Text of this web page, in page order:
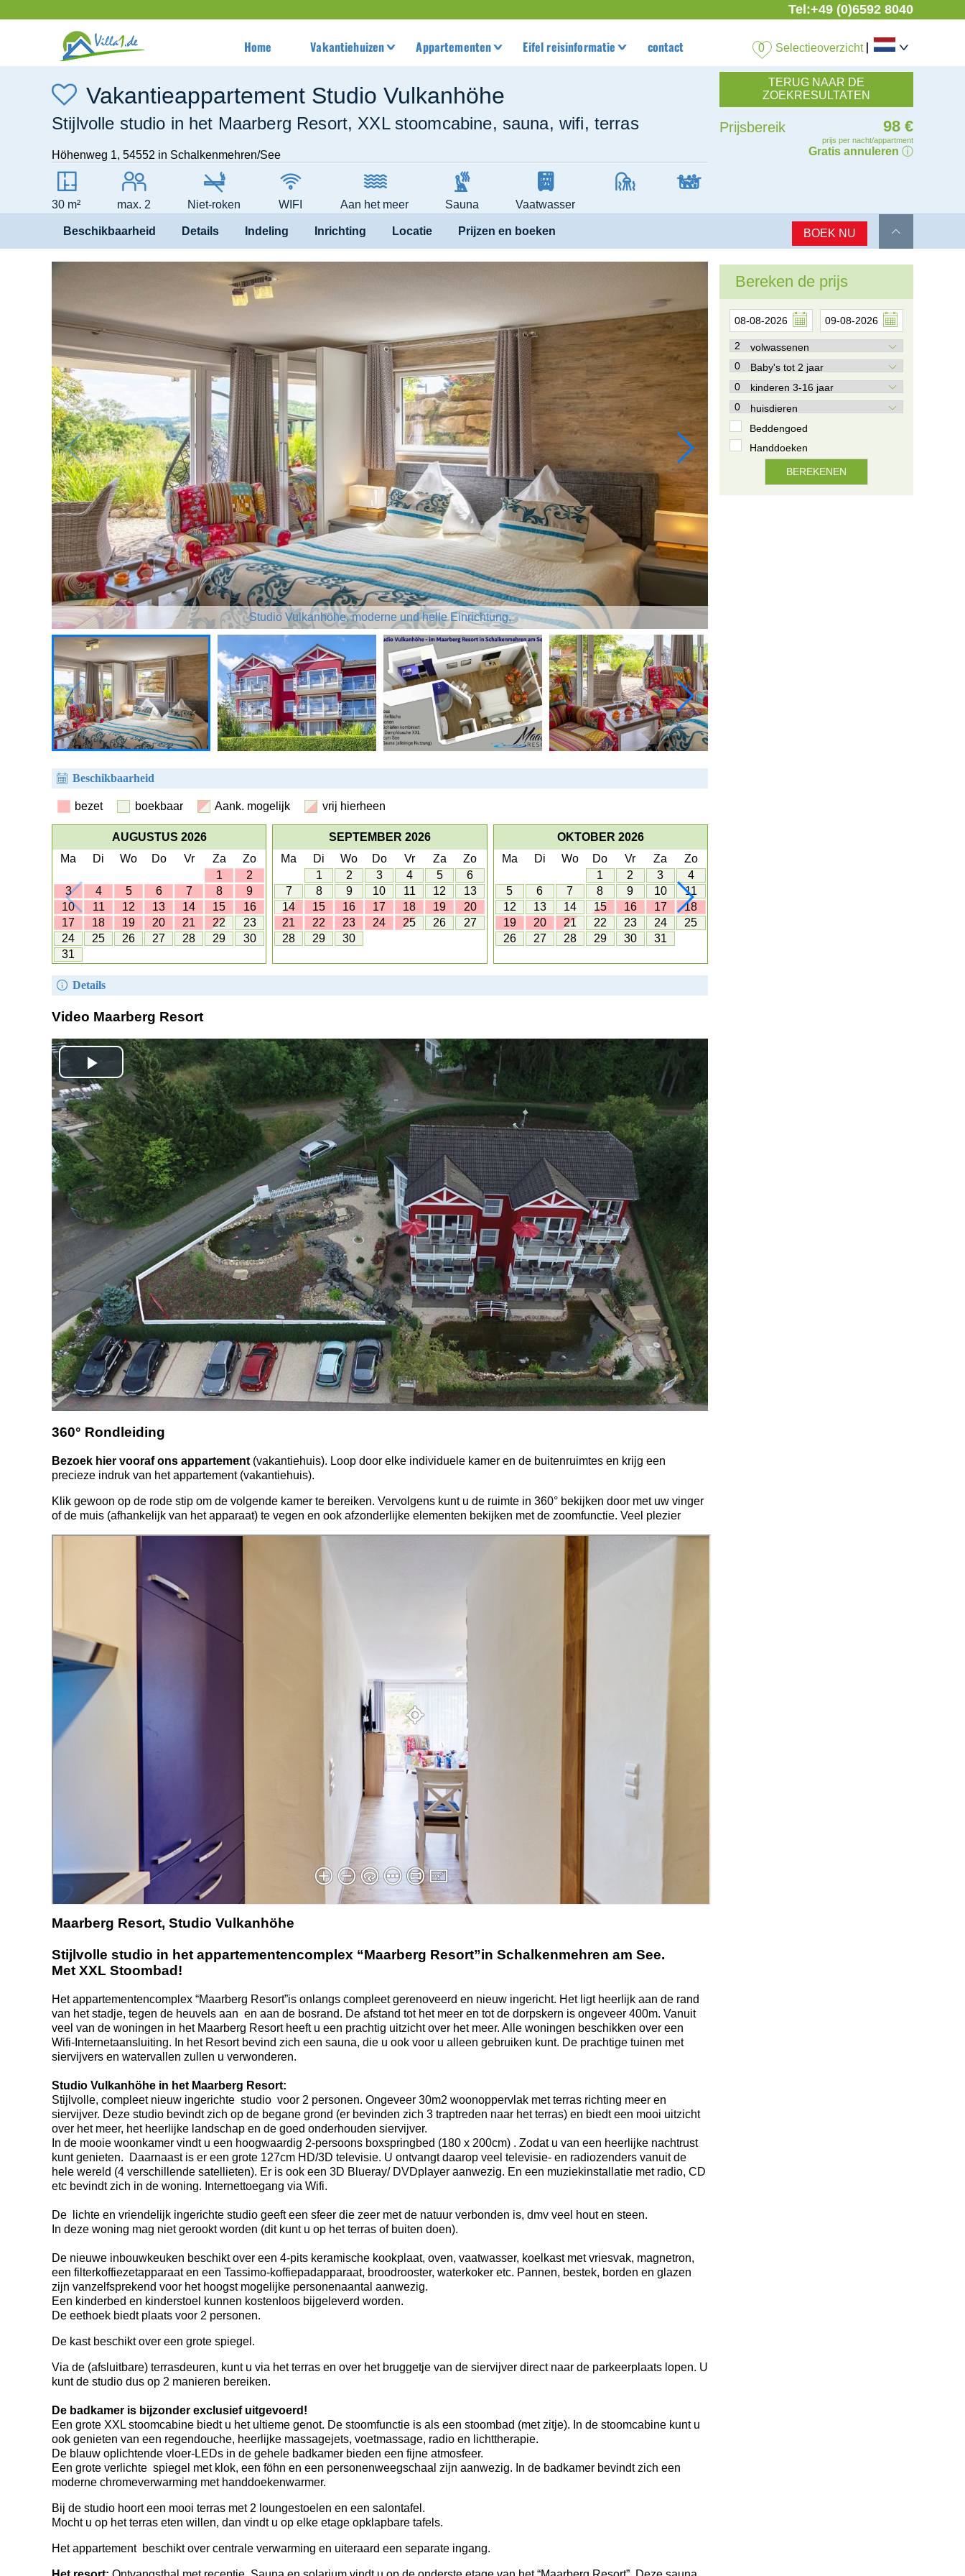
Tel:+49 (0)6592 8040
Home Vakantiehuizen Appartementen Eifel reisinformatie contact Selectieoverzicht |
Vakantieappartement Studio Vulkanhöhe
Stijlvolle studio in het Maarberg Resort, XXL stoomcabine, sauna, wifi, terras
Höhenweg 1, 54552 in Schalkenmehren/See
TERUG NAAR DE
ZOEKRESULTATEN
Prijsbereik 98 €
prijs per nacht/appartment
Gratis annuleren ⓘ
30 m² max. 2 Niet-roken WIFI Aan het meer Sauna Vaatwasser
Beschikbaarheid Details Indeling Inrichting Locatie Prijzen en boeken BOEK NU 
Studio Vulkanhöhe, moderne und helle Einrichtung,
Beschikbaarheid
bezet boekbaar Aank. mogelijk vrij hierheen
AUGUSTUS 2026
Ma
Di Wo Do Vr Za
Zo
1
2
3
4 5 6 7 8
9
10
11 12 13 14 15
16
17
18 19 20 21 22
23
24
25 26 27 28 29
30
31
SEPTEMBER 2026
Ma
Di Wo Do Vr Za
Zo
1
2 3 4 5
6
7
8 9 10 11 12
13
14
15 16 17 18 19
20
21
22 23 24 25 26
27
28
29 30
OKTOBER 2026
Ma
Di Wo Do Vr Za
Zo
1
2 3
4
5
6 7 8 9 10
11
12
13 14 15 16 17
18
19
20 21 22 23 24
25
26
27 28 29 30 31
Details
Video Maarberg Resort
Play
Video
360° Rondleiding
Bezoek hier vooraf ons appartement (vakantiehuis). Loop door elke individuele kamer en de buitenruimtes en krijg een
precieze indruk van het appartement (vakantiehuis).
Klik gewoon op de rode stip om de volgende kamer te bereiken. Vervolgens kunt u de ruimte in 360° bekijken door met uw vinger
of de muis (afhankelijk van het apparaat) te vegen en ook afzonderlijke elementen bekijken met de zoomfunctie. Veel plezier
Maarberg Resort, Studio Vulkanhöhe
Stijlvolle studio in het appartementencomplex “Maarberg Resort”in Schalkenmehren am See.
Met XXL Stoombad!
Het appartementencomplex “Maarberg Resort”is onlangs compleet gerenoveerd en nieuw ingericht. Het ligt heerlijk aan de rand
van het stadje, tegen de heuvels aan en aan de bosrand. De afstand tot het meer en tot de dorpskern is ongeveer 400m. Vanuit
veel van de woningen in het Maarberg Resort heeft u een prachtig uitzicht over het meer. Alle woningen beschikken over een
Wifi-Internetaansluiting. In het Resort bevind zich een sauna, die u ook voor u alleen gebruiken kunt. De prachtige tuinen met
siervijvers en watervallen zullen u verwonderen.
Studio Vulkanhöhe in het Maarberg Resort:
Stijlvolle, compleet nieuw ingerichte studio voor 2 personen. Ongeveer 30m2 woonoppervlak met terras richting meer en
siervijver. Deze studio bevindt zich op de begane grond (er bevinden zich 3 traptreden naar het terras) en biedt een mooi uitzicht
over het meer, het heerlijke landschap en de goed onderhouden siervijver.
In de mooie woonkamer vindt u een hoogwaardig 2-persoons boxspringbed (180 x 200cm) . Zodat u van een heerlijke nachtrust
kunt genieten. Daarnaast is er een grote 127cm HD/3D televisie. U ontvangt daarop veel televisie- en radiozenders vanuit de
hele wereld (4 verschillende satellieten). Er is ook een 3D Blueray/ DVDplayer aanwezig. En een muziekinstallatie met radio, CD
etc bevindt zich in de woning. Internettoegang via Wifi.
De lichte en vriendelijk ingerichte studio geeft een sfeer die zeer met de natuur verbonden is, dmv veel hout en steen.
In deze woning mag niet gerookt worden (dit kunt u op het terras of buiten doen).
De nieuwe inbouwkeuken beschikt over een 4-pits keramische kookplaat, oven, vaatwasser, koelkast met vriesvak, magnetron,
een filterkoffiezetapparaat en een Tassimo-koffiepadapparaat, broodrooster, waterkoker etc. Pannen, bestek, borden en glazen
zijn vanzelfsprekend voor het hoogst mogelijke personenaantal aanwezig.
Een kinderbed en kinderstoel kunnen kostenloos bijgeleverd worden.
De eethoek biedt plaats voor 2 personen.
De kast beschikt over een grote spiegel.
Via de (afsluitbare) terrasdeuren, kunt u via het terras en over het bruggetje van de siervijver direct naar de parkeerplaats lopen. U
kunt de studio dus op 2 manieren bereiken.
De badkamer is bijzonder exclusief uitgevoerd!
Een grote XXL stoomcabine biedt u het ultieme genot. De stoomfunctie is als een stoombad (met zitje). In de stoomcabine kunt u
ook genieten van een regendouche, heerlijke massagejets, voetmassage, radio en lichttherapie.
De blauw oplichtende vloer-LEDs in de gehele badkamer bieden een fijne atmosfeer.
Een grote verlichte spiegel met klok, een föhn en een personenweegschaal zijn aanwezig. In de badkamer bevindt zich een
moderne chromeverwarming met handdoekenwarmer.
Bij de studio hoort een mooi terras met 2 loungestoelen en een salontafel.
Mocht u op het terras eten willen, dan vindt u op elke etage opklapbare tafels.
Het appartement beschikt over centrale verwarming en uiteraard een separate ingang.
Bereken de prijs
volwassenen
Baby's tot 2 jaar
kinderen 3-16 jaar
huisdieren
Beddengoed
Handdoeken